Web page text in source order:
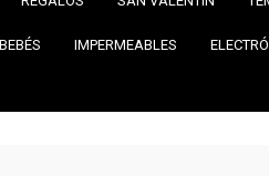
BEBÉS IMPERMEABLES